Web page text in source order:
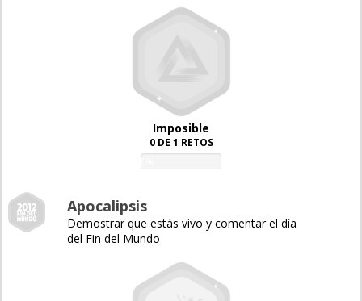
Imposible
0 DE 1 RETOS
Apocalipsis
Demostrar que estás vivo y comentar el día
del Fin del Mundo